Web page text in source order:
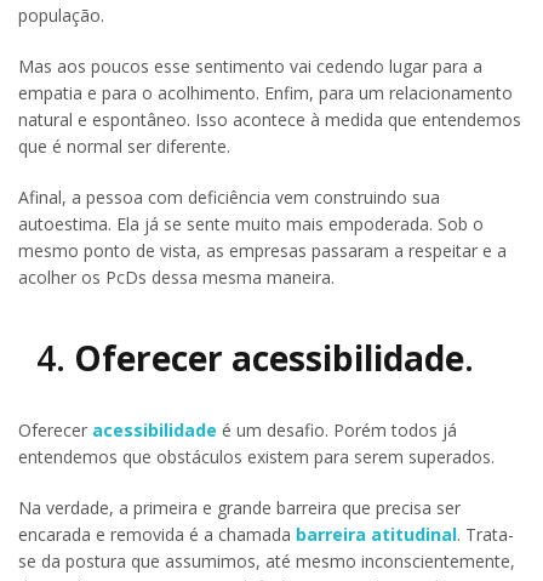
população.
Mas aos poucos esse sentimento vai cedendo lugar para a
empatia e para o acolhimento. Enfim, para um relacionamento
natural e espontâneo. Isso acontece à medida que entendemos
que é normal ser diferente.
Afinal, a pessoa com deficiência vem construindo sua
autoestima. Ela já se sente muito mais empoderada. Sob o
mesmo ponto de vista, as empresas passaram a respeitar e a
acolher os PcDs dessa mesma maneira.
4. Oferecer acessibilidade.
Oferecer acessibilidade é um desafio. Porém todos já
entendemos que obstáculos existem para serem superados.
Na verdade, a primeira e grande barreira que precisa ser
encarada e removida é a chamada barreira atitudinal. Trata-
se da postura que assumimos, até mesmo inconscientemente,